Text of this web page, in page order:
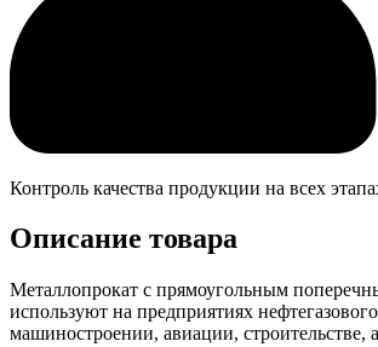
Контроль качества продукции на всех
Описание товара
Металлопрокат с прямоугольным
используют на предприятиях
машиностроении, авиации, строительстве,